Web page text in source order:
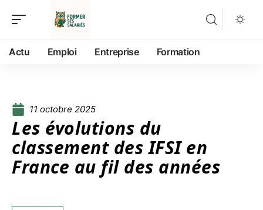
Actu Emploi Entreprise Formation
11 octobre 2025
Les évolutions du
classement des IFSI en
France au fil des années